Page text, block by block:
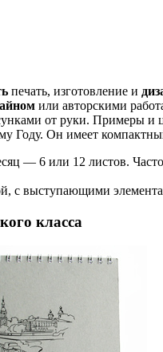
печать, изготовление и
или авторскими
от руки. Примеры
Он имеет
6 или 12 листов. Часто
с выступающими
класса